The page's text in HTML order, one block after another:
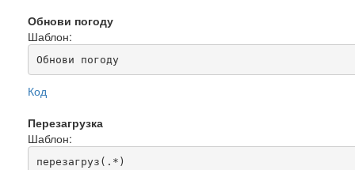
Обнови погоду
Шаблон:
Обнови погоду
Код
Перезагрузка
Шаблон:
перезагруз(.*)